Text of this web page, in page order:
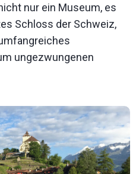
nur ein Museum, es
Schloss der Schweiz,
ungezwungenen